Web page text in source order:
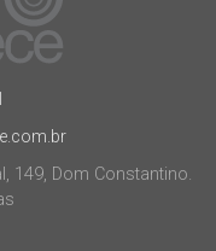
149, Dom Constantino.